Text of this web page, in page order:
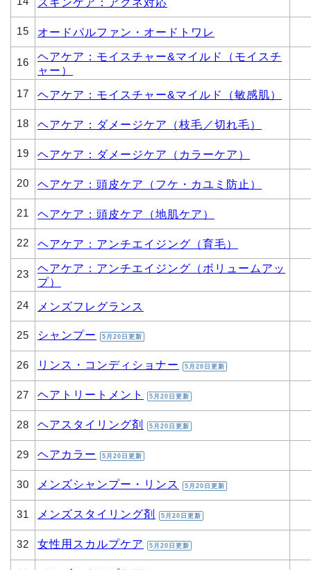
15 オードパルファン・オードトワレ
16
ヘアケア：モイスチャー&マイルド（モイスチ
ャー）
17 ヘアケア：モイスチャー&マイルド（敏感肌）
18 ヘアケア：ダメージケア（枝毛／切れ毛）
19 ヘアケア：ダメージケア（カラーケア）
20 ヘアケア：頭皮ケア（フケ・カユミ防止）
21 ヘアケア：頭皮ケア（地肌ケア）
22 ヘアケア：アンチエイジング（育毛）
23
ヘアケア：アンチエイジング（ボリュームアッ
プ）
24 メンズフレグランス
25 シャンプー 5月20日更新
26 リンス・コンディショナー 5月20日更新
27 ヘアトリートメント 5月20日更新
28 ヘアスタイリング剤 5月20日更新
29 ヘアカラー 5月20日更新
30 メンズシャンプー・リンス 5月20日更新
31 メンズスタイリング剤 5月20日更新
32 女性用スカルプケア 5月20日更新